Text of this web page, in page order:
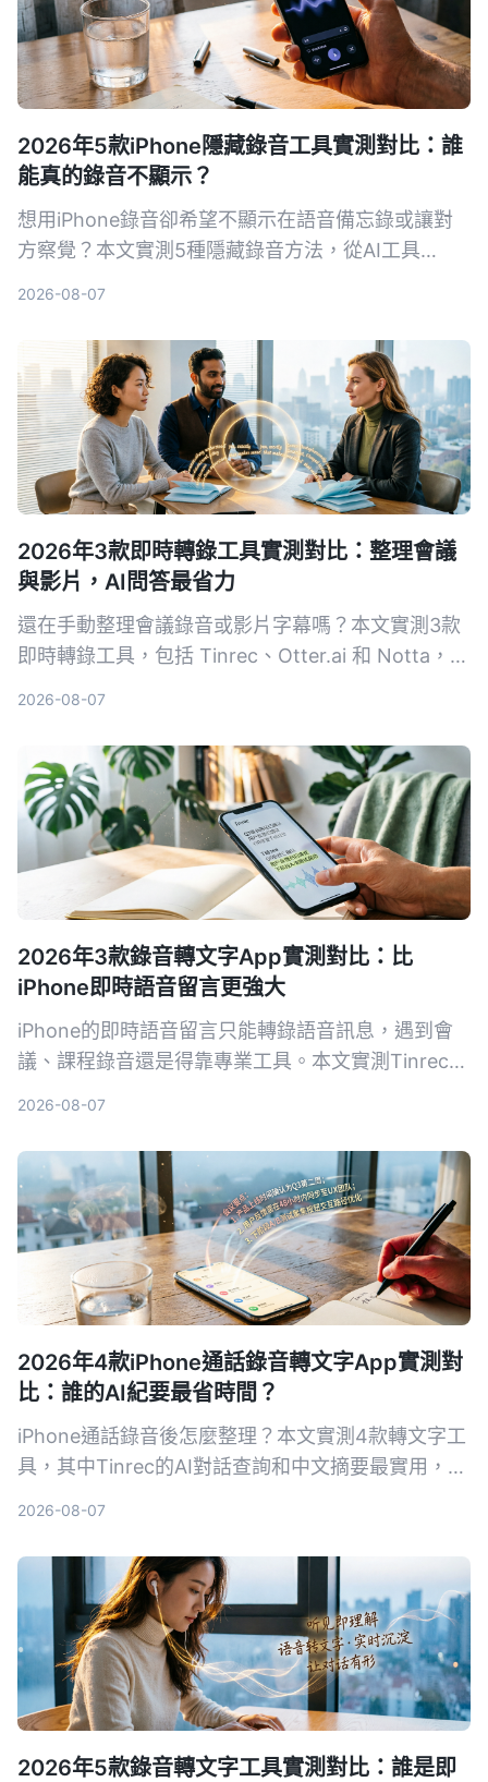
2026年5款iPhone隱藏錄音工具實測對比：誰
能真的錄音不顯示？
想用iPhone錄音卻希望不顯示在語音備忘錄或讓對
方察覺？本文實測5種隱藏錄音方法，從AI工具
2026-08-07
2026年3款即時轉錄工具實測對比：整理會議
與影片，AI問答最省力
還在手動整理會議錄音或影片字幕嗎？本文實測3款
即時轉錄工具，包括 Tinrec、Otter.ai 和 Notta，從
2026-08-07
2026年3款錄音轉文字App實測對比：比
iPhone即時語音留言更強大
iPhone的即時語音留言只能轉錄語音訊息，遇到會
議、課程錄音還是得靠專業工具。本文實測Tinrec、
方案。
2026-08-07
2026年4款iPhone通話錄音轉文字App實測對
比：誰的AI紀要最省時間？
iPhone通話錄音後怎麼整理？本文實測4款轉文字工
具，其中Tinrec的AI對話查詢和中文摘要最實用，適
2026-08-07
2026年5款錄音轉文字工具實測對比：誰是即